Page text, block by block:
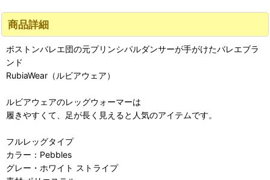
商品詳細
ボストンバレエ団の元プリンシパルダンサーが手がけたバレエブラ
ンド
RubiaWear（ルビアウェア）
ルビアウェアのレッグウォーマーは
履きやすくて、足が長く見えると人気のアイテムです。
フルレッグタイプ
カラー：Pebbles
グレー・ホワイト ストライプ